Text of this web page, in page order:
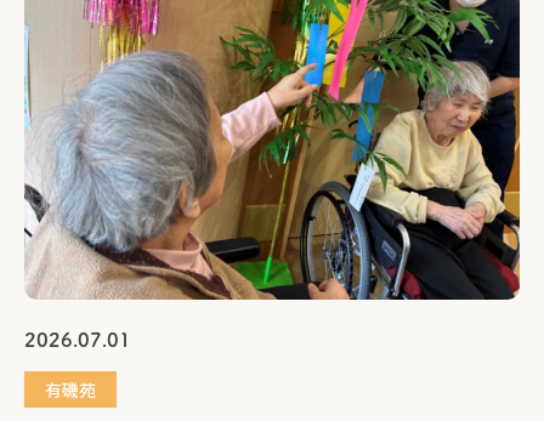
2026.07.01
有磯苑